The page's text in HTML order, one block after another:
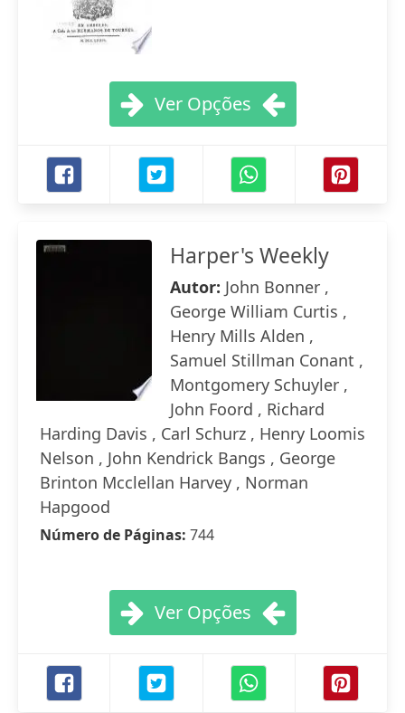
Ver Opções
Harper's Weekly
Autor: John Bonner ,
George William Curtis ,
Henry Mills Alden ,
Samuel Stillman Conant ,
Montgomery Schuyler ,
John Foord , Richard
Harding Davis , Carl Schurz , Henry Loomis
Nelson , John Kendrick Bangs , George
Brinton Mcclellan Harvey , Norman
Hapgood
Número de Páginas: 744
Ver Opções